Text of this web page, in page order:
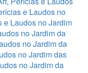
e Laudos no
e Laudos no Jardim
no Jardim da
no Jardim da
no Jardim das
no Jardim da